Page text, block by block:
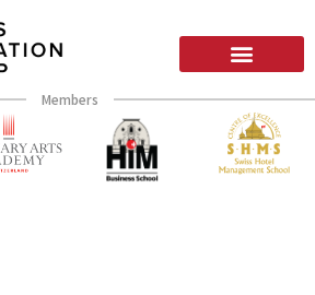
Members